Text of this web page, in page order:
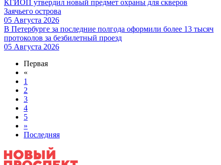
КГИОП утвердил новый предмет охраны для скверов
Заячьего острова
05 Августа 2026
В Петербурге за последние полгода оформили более 13 тысяч
протоколов за безбилетный проезд
05 Августа 2026
Первая
«
1
2
3
4
5
»
Последняя